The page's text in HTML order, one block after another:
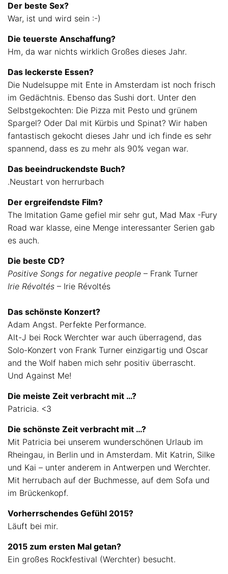
Der beste Sex?
War, ist und wird sein :-)
Die teuerste Anschaffung?
Hm, da war nichts wirklich Großes dieses Jahr.
Das leckerste Essen?
Die Nudelsuppe mit Ente in Amsterdam ist noch frisch
im Gedächtnis. Ebenso das Sushi dort. Unter den
Selbstgekochten: Die Pizza mit Pesto und grünem
Spargel? Oder Dal mit Kürbis und Spinat? Wir haben
fantastisch gekocht dieses Jahr und ich finde es sehr
spannend, dass es zu mehr als 90% vegan war.
Das beeindruckendste Buch?
.Neustart von herrurbach
Der ergreifendste Film?
The Imitation Game gefiel mir sehr gut, Mad Max -Fury
Road war klasse, eine Menge interessanter Serien gab
es auch.
Die beste CD?
Positive Songs for negative people – Frank Turner
Irie Révoltés – Irie Révoltés
Das schönste Konzert?
Adam Angst. Perfekte Performance.
Alt-J bei Rock Werchter war auch überragend, das
Solo-Konzert von Frank Turner einzigartig und Oscar
and the Wolf haben mich sehr positiv überrascht.
Und Against Me!
Die meiste Zeit verbracht mit …?
Patricia. <3
Die schönste Zeit verbracht mit …?
Mit Patricia bei unserem wunderschönen Urlaub im
Rheingau, in Berlin und in Amsterdam. Mit Katrin, Silke
und Kai – unter anderem in Antwerpen und Werchter.
Mit herrubach auf der Buchmesse, auf dem Sofa und
im Brückenkopf.
Vorherrschendes Gefühl 2015?
Läuft bei mir.
2015 zum ersten Mal getan?
Ein großes Rockfestival (Werchter) besucht.